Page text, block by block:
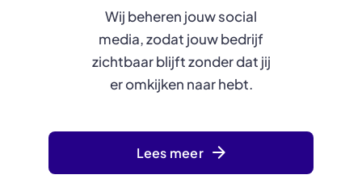
Wij beheren jouw social
media, zodat jouw bedrijf
zichtbaar blijft zonder dat jij
er omkijken naar hebt.
Lees meer